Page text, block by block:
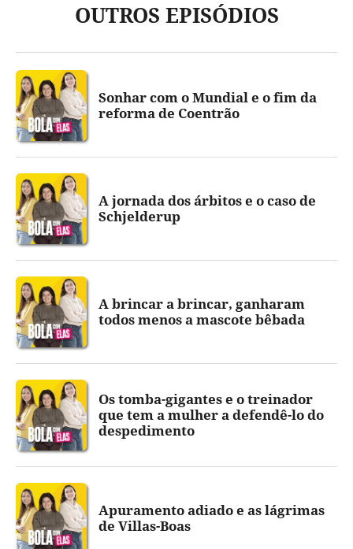
OUTROS EPISÓDIOS
Sonhar com o Mundial e o fim da
reforma de Coentrão
A jornada dos árbitos e o caso de
Schjelderup
A brincar a brincar, ganharam
todos menos a mascote bêbada
Os tomba-gigantes e o treinador
que tem a mulher a defendê-lo do
despedimento
Apuramento adiado e as lágrimas
de Villas-Boas